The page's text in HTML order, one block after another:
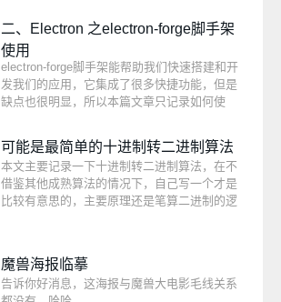
习EFCore的同学们，能一看就知道关系描述应
该怎么配置。
二、Electron 之electron-forge脚手架
使用
electron-forge脚手架能帮助我们快速搭建和开
发我们的应用，它集成了很多快捷功能，但是
缺点也很明显，所以本篇文章只记录如何使
可能是最简单的十进制转二进制算法
本文主要记录一下十进制转二进制算法，在不
借鉴其他成熟算法的情况下，自己写一个才是
比较有意思的，主要原理还是笔算二进制的逻
魔兽海报临摹
告诉你好消息，这海报与魔兽大电影毛线关系